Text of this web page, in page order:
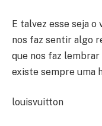
E talvez esse seja
nos faz sentir algo
que nos faz lembrar
existe sempre uma
louisvuitton